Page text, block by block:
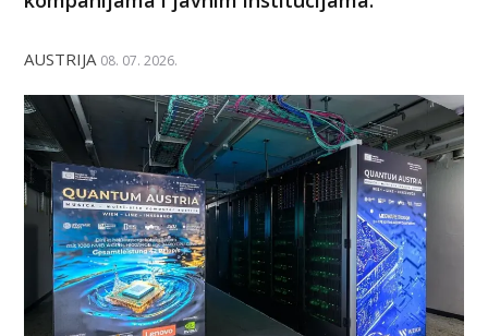
AUSTRIJA 08. 07. 2026.